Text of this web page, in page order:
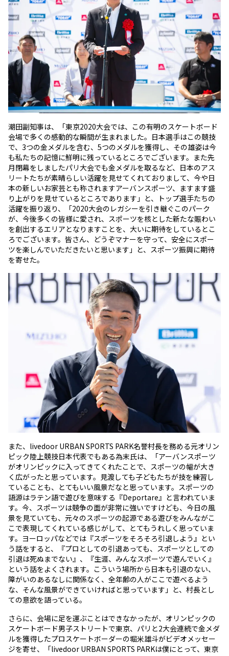
潮田副知事は、「東京2020大会では、この有明のスケートボード
会場で多くの感動的な瞬間が生まれました。日本選手はこの競技
で、3つの金メダルを含む、5つのメダルを獲得し、その雄姿は今
も私たちの記憶に鮮明に残っているところでございます。また先
月閉幕をしましたパリ大会でも金メダルを取るなど、日本のアス
リートたちが素晴らしい活躍を見せてくれておりまして、今や日
本の新しいお家芸とも称されますアーバンスポーツ、ますます盛
り上がりを見せているところであります」と、トップ選手たちの
活躍を振り返り、「2020大会のレガシーを引き継ぐこのパーク
が、今後多くの皆様に愛され、スポーツを核とした新たな賑わい
を創出するエリアとなりますことを、大いに期待をしているとこ
ろでございます。皆さん、どうぞマナーを守って、安全にスポー
ツを楽しんでいただきたいと思います」と、スポーツ振興に期待
を寄せた。
また、livedoor URBAN SPORTS PARK名誉村長を務める元オリン
ピック陸上競技日本代表でもある為末氏は、「アーバンスポーツ
がオリンピックに入ってきてくれたことで、スポーツの幅が大き
く広がったと思っています。見渡しても子どもたちが技を練習し
ていることも、とてもいい風景だなと思っています。スポーツの
語源はラテン語で遊びを意味する『Deportare』と言われていま
す。今、スポーツは競争の面が非常に強いですけども、今日の風
景を見ていても、元々のスポーツの起源である遊びをみんながこ
こで表現してくれている感じがして、とてもうれしく思っていま
す。ヨーロッパなどでは『スポーツをそろそろ引退しよう』とい
う話をすると、『プロとしての引退あっても、スポーツとしての
引退は死ぬまでない』、『生涯、みんなスポーツで遊んでいく』
という話をよくされます。こういう場所から日本も引退のない、
障がいのあるなしに関係なく、全年齢の人がここで遊べるよう
な、そんな風景ができていければと思っています」と、村長とし
ての意欲を語っている。
さらに、会場に足を運ぶことはできなかったが、オリンピックの
スケートボード男子ストリートで東京、パリと2大会連続で金メダ
ルを獲得したプロスケートボーダーの堀米雄斗がビデオメッセー
ジを寄せ、「livedoor URBAN SPORTS PARKは僕にとって、東京